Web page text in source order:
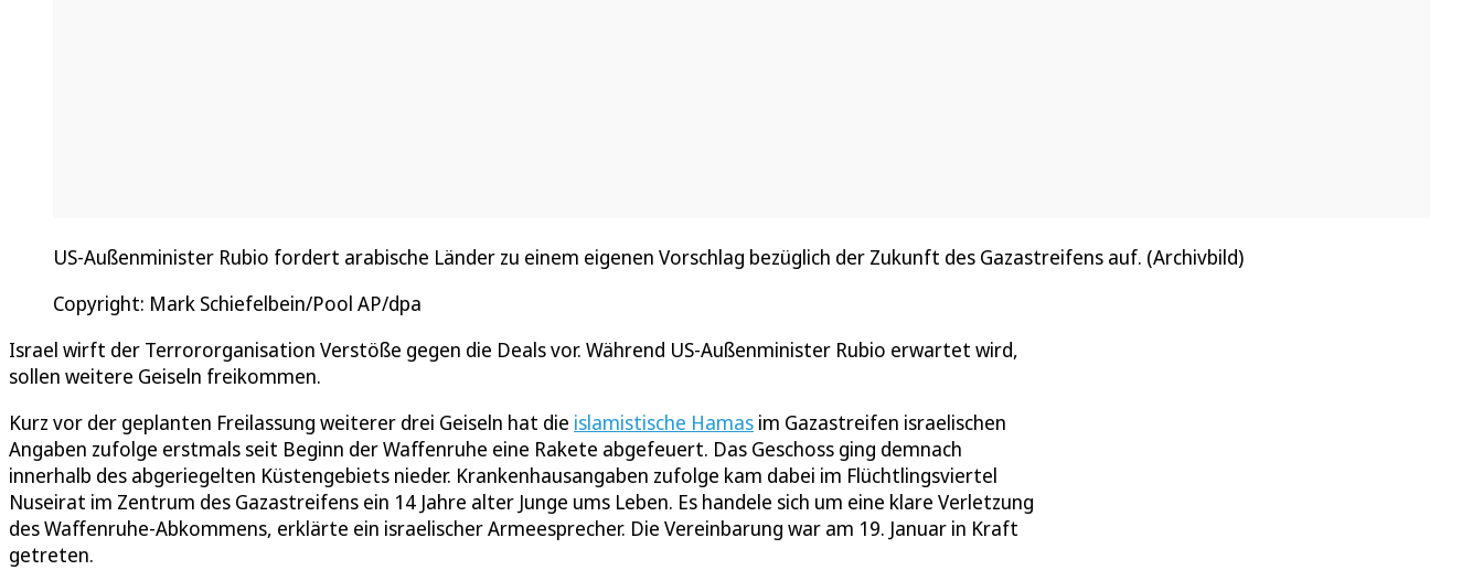
US-Außenminister Rubio fordert arabische Länder zu einem eigenen Vorschlag bezüglich der Zukunft des Gazastreifens auf. (Archivbild)
Copyright: Mark Schiefelbein/Pool AP/dpa
Israel wirft der Terrororganisation Verstöße gegen die Deals vor. Während US-Außenminister Rubio erwartet wird,
sollen weitere Geiseln freikommen.
Kurz vor der geplanten Freilassung weiterer drei Geiseln hat die islamistische Hamas im Gazastreifen israelischen
Angaben zufolge erstmals seit Beginn der Waffenruhe eine Rakete abgefeuert. Das Geschoss ging demnach
innerhalb des abgeriegelten Küstengebiets nieder. Krankenhausangaben zufolge kam dabei im Flüchtlingsviertel
Nuseirat im Zentrum des Gazastreifens ein 14 Jahre alter Junge ums Leben. Es handele sich um eine klare Verletzung
des Waffenruhe-Abkommens, erklärte ein israelischer Armeesprecher. Die Vereinbarung war am 19. Januar in Kraft
getreten.